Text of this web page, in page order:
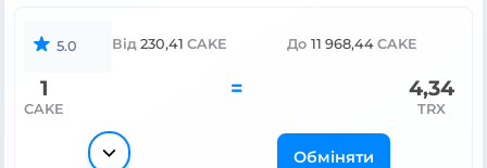
5.0 Від 230,41 CAKE До 11 968,44 CAKE
1
CAKE
= 4,34
TRX
Обміняти